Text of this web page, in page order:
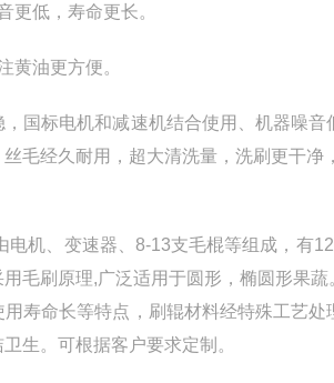
更低，寿命更长。
黄油更方便。
国标电机和减速机结合使用、机器噪
毛经久耐用，超大清洗量，洗刷更干
机、变速器、8-13支毛棍等组成，有
毛刷原理,广泛适用于圆形，椭圆形果
寿命长等特点，刷辊材料经特殊工艺
生。可根据客户要求定制。